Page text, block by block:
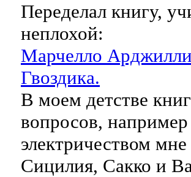
Переделал книгу,
неплохой:
Марчелло
Гвоздика.
В моем детстве
вопросов,
электричеством
Сицилия, Сакко и